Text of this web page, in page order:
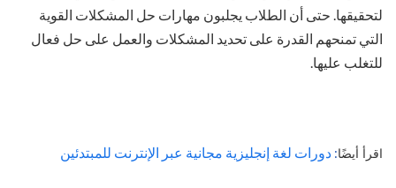
لتحقيقها. حتى أن الطلاب يجلبون مهارات حل المشكلات القوية
التي تمنحهم القدرة على تحديد المشكلات والعمل على حل فعال
للتغلب عليها.
اقرأ أيضًا: دورات لغة إنجليزية مجانية عبر الإنترنت للمبتدئين